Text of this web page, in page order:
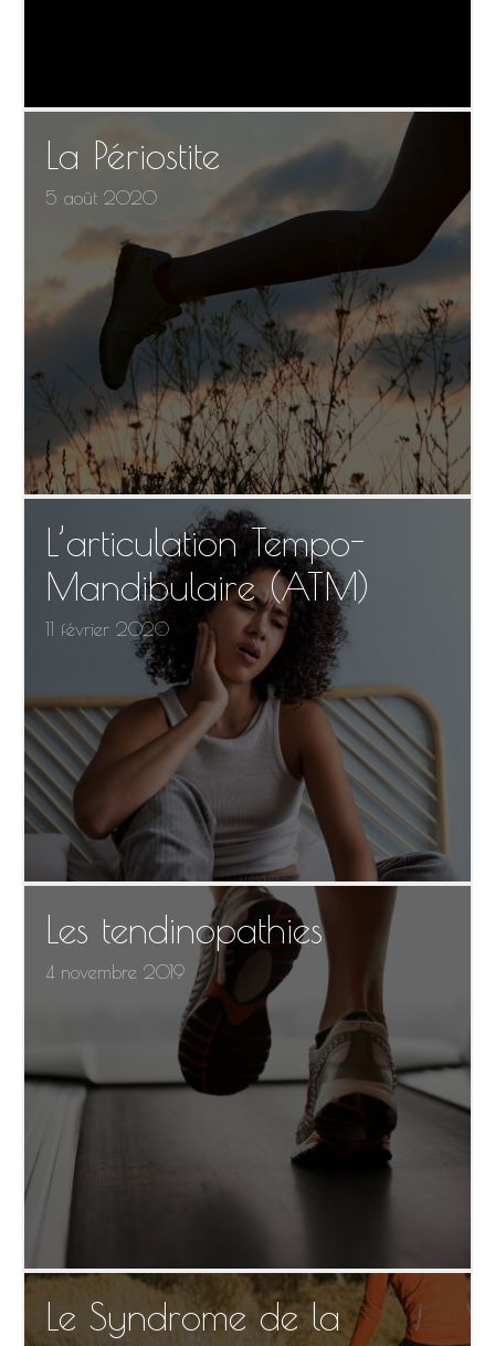
La Périostite
5 août 2020
L’articulation Tempo-
Mandibulaire (ATM)
11 février 2020
Les tendinopathies
4 novembre 2019
Le Syndrome de la